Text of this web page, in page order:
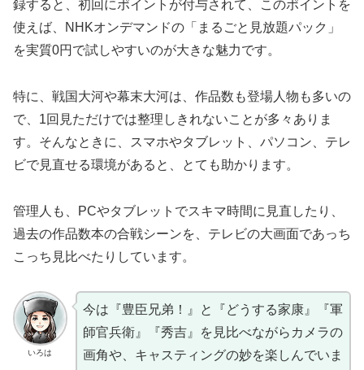
録すると、初回にポイントが付与されて、このポイントを
使えば、NHKオンデマンドの「まるごと見放題パック」
を実質0円で試しやすいのが大きな魅力です。
特に、戦国大河や幕末大河は、作品数も登場人物も多いの
で、1回見ただけでは整理しきれないことが多々ありま
す。そんなときに、スマホやタブレット、パソコン、テレ
ビで見直せる環境があると、とても助かります。
管理人も、PCやタブレットでスキマ時間に見直したり、
過去の作品数本の合戦シーンを、テレビの大画面であっち
こっち見比べたりしています。
いろは
今は『豊臣兄弟！』と『どうする家康』『軍
師官兵衛』『秀吉』を見比べながらカメラの
画角や、キャスティングの妙を楽しんでいま